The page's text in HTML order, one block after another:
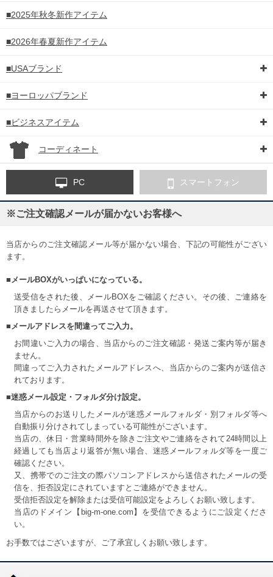
■2025年秋冬新作アイテム
■2026年春夏新作アイテム
■USAブランド
■ヨーロッパブランド
■ビジネスアイテム
コーディネート
PC スマートフォン
※ご注文確認メールが届かないお客様へ
当店からのご注文確認メール等が届かない場合、下記の可能性がござい
ます。
■メールBOXがいっぱいになっている。
送受信をされた後、メールBOXをご確認ください。その後、ご連絡を
頂きましたらメールを再送させて頂きます。
■メールアドレスを間違ってご入力。
お間違いご入力の場合、当店からのご注文確認・発送ご案内等が届き
ません。
間違ってご入力されたメールアドレスへ、当店からのご案内が送信さ
れております。
■迷惑メール設定・フォルダ分け設定。
当店からのお送りしたメールが迷惑メールフォルダ・別フォルダ等へ
自動振り分けされてしまっている可能性がございます。
当店の、休日・営業時間外を除きご注文やご連絡をされて24時間以上
経過しても当店より返答が無い場合、迷惑メールフォルダ等を一度ご
確認ください。
又、携帯でのご注文の際パソコンアドレスから送信されたメールの受
信を、拒否設定にされていますとご連絡ができません。
受信拒否設定を解除または受信可能設定をよろしくお願い致します。
当店のドメイン【big-m-one.com】を受信できるようにご設定くださ
い。
お手数ではございますが、ご了承宜しくお願い致します。